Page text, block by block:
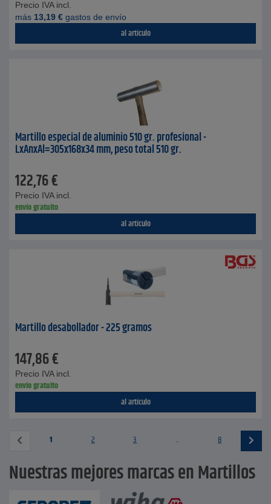
Precio IVA incl.
más 13,19 € gastos de envío
al artículo
Martillo especial de aluminio 510 gr. profesional -
LxAnxAl=305x168x34 mm, peso total 510 gr.
122,76€
Precio IVA incl.
envío gratuito
al artículo
Martillo desabollador - 225 gramos
147,86€
Precio IVA incl.
envío gratuito
al artículo
1 2 3 ... 8
Nuestras mejores marcas en Martillos